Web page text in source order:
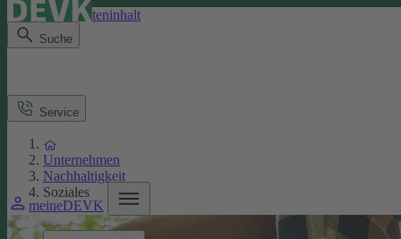
Direkt zum Seiteninhalt
Suche
meineDEVK
Service
Unternehmen
Nachhaltigkeit
Soziales